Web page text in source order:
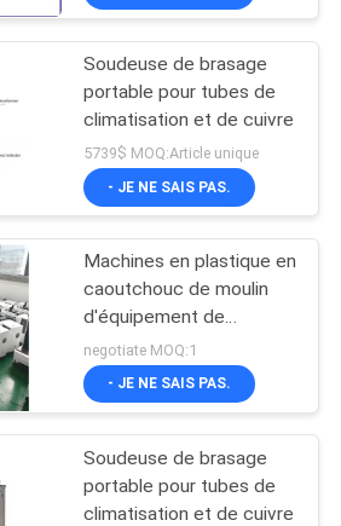
de Test
530
d'essai
Soudeuse de brasage
portable pour tubes de
climatisation et de cuivre
5739$ MOQ:Article unique
- JE NE SAIS PAS.
Machines en plastique en
caoutchouc de moulin
d'équipement de
mélange de rouleau en
caoutchouc de
laboratoire
negotiate MOQ:1
- JE NE SAIS PAS.
Soudeuse de brasage
portable pour tubes de
climatisation et de cuivre